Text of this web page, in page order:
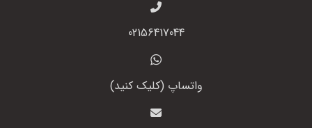
02156417044
واتساپ (کلیک کنید)